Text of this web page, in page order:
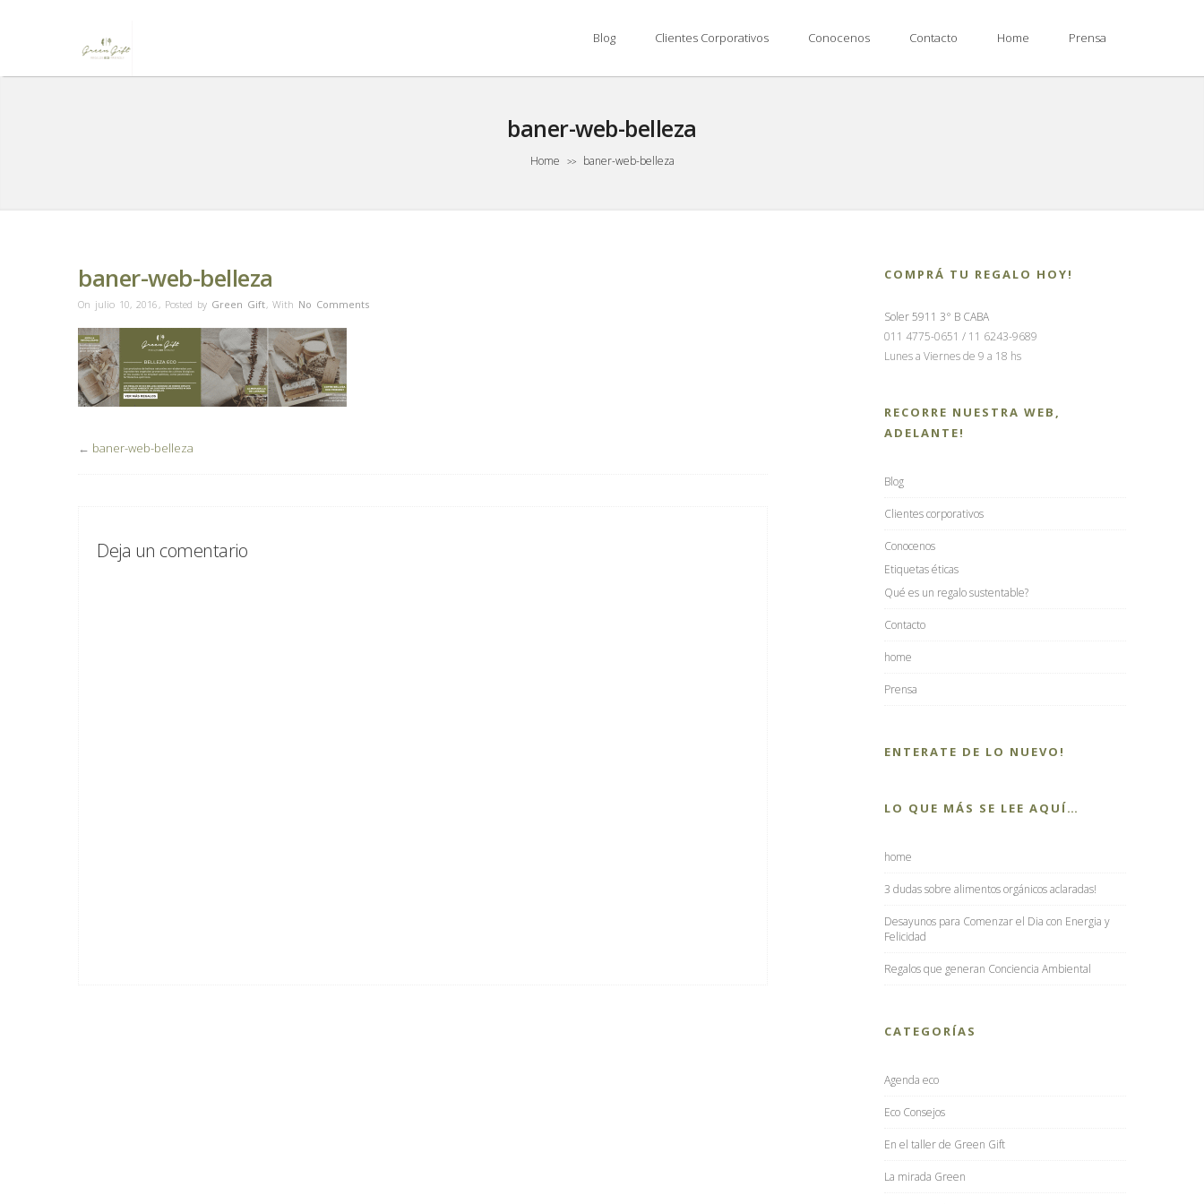
Blog Clientes Corporativos Conocenos Contacto Home Prensa
baner-web-belleza
Home >> baner-web-belleza
baner-web-belleza
On julio 10, 2016 , Posted by Green Gift, With No Comments
← baner-web-belleza
Deja un comentario
COMPRÁ TU REGALO HOY!
Soler 5911 3° B CABA
011 4775-0651 / 11 6243-9689
Lunes a Viernes de 9 a 18 hs
RECORRE NUESTRA WEB,
ADELANTE!
Blog
Clientes corporativos
Conocenos
Etiquetas éticas
Qué es un regalo sustentable?
Contacto
home
Prensa
ENTERATE DE LO NUEVO!
LO QUE MÁS SE LEE AQUÍ…
home
3 dudas sobre alimentos orgánicos aclaradas!
Desayunos para Comenzar el Dia con Energia y
Felicidad
Regalos que generan Conciencia Ambiental
CATEGORÍAS
Agenda eco
Eco Consejos
En el taller de Green Gift
La mirada Green